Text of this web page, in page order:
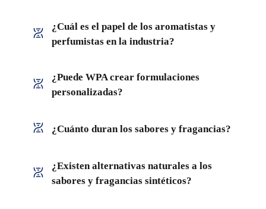
¿Cuál es el papel de los aromatistas y
perfumistas en la industria?
¿Puede WPA crear formulaciones
personalizadas?
¿Cuánto duran los sabores y fragancias?
¿Existen alternativas naturales a los
sabores y fragancias sintéticos?